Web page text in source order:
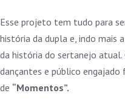
Esse projeto tem tudo para
história da dupla e, indo mais
da história do sertanejo atual.
dançantes e público
de “Momentos”.